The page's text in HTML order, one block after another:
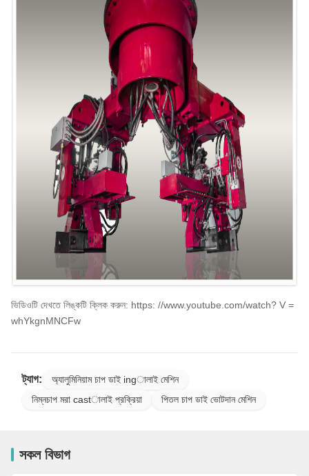
ভিডিওটি দেখতে লিঙ্কটি ক্লিক করুন: https: //www.youtube.com/watch? V =
whYkgnMNCFw
ট্যাগ:
অ্যালুমিনিয়াম চাপ ডাই ingালাই মেশিন
নিম্নচাপ মরা castালাই প্রক্রিয়া
পিতল চাপ ডাই ভোটদান মেশিন
সকল বিভাগ